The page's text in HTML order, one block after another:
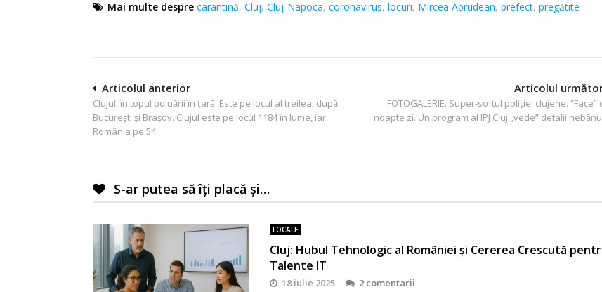
Mai multe despre carantină, Cluj, Cluj-Napoca, coronavirus, locuri, Mircea Abrudean, prefect, pregătite
Navigare
în
articole
Articolul
FOTOGALERIE. Super-softul poliţiei clujene. “Face”
noapte zi. Un program al IPJ Cluj „vede” detalii
Articolul anterior
Clujul, în topul poluării în ţară. Este pe locul al treilea, după
Bucureşti şi Braşov. Clujul este pe locul 1184 în lume, iar
România pe 54
S-ar putea să îți placă și…
LOCALE
Cluj: Hubul Tehnologic al României și Cererea Crescută
Talente IT
18 iulie 2025 2 comentarii